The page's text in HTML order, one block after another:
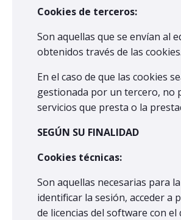
Cookies de terceros:
Son aquellas que se envían al
obtenidos través de las cookies.
En el caso de que las cookies
gestionada por un tercero, no
servicios que presta o la
SEGÚN SU FINALIDAD
Cookies técnicas:
Son aquellas necesarias para
identificar la sesión, acceder a
de licencias del software con